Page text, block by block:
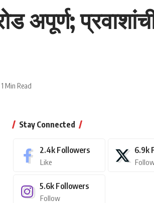
अपूर्ण;
1 Min Read
Stay Connected
2.4k Followers
Like
6.9k
5.6k Followers
Follow